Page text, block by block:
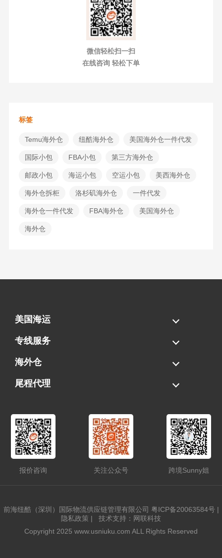
微信轻松扫一扫
在线咨询 轻松下单
标签
Temu海外仓 纽酷海外仓 美国海外仓一件代发
国际小包 FBA小包 第三方海外仓
邮政小包 海运小包 空运小包 美西海外仓
海外仓拆柜 洛杉矶海外仓 一件代发
海外仓一件代发 FBA海外仓 美国海外仓
海外仓
美国海运
海运拼柜
海运整柜
美国海卡
加拿大海运
专线服务
FBA专线直送
超大件专线
AWD专线
电池专线
海外仓
一件代发
FBA中转
贴标换标
拆柜/存储
尾程代理
报价咨询 关注公众号 跨境Sunny姐
前海纽酷（深圳）国际物流供应链管理有限公司 粤ICP备20063584号|
隐私政策 |
技术支持：网联科技
Copyright 2025 www.usniuku.com ALL Rights Reserved